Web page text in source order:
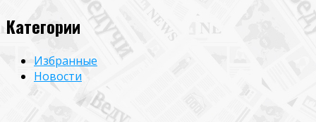
Категории
Избранные
Новости